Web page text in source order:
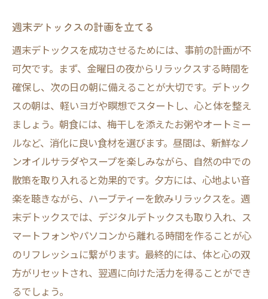
ーキング
デトックスウォーキングの効果
自然散策の楽しみ方
心を癒す森の中の散歩
ウォーキングで得られる健康効果
自然と共に心を解放する
デトックス効果を高める歩き方
デトックス効果を高めるための夜の過ごし方
デトックスに良い夜の習慣
リラックスできる夜のルーティーン
ハーブティーで心を落ち着かせる
静かな夜の過ごし方
セルフケアで夜を楽しむ
週末デトックスの計画を立てる
週末デトックスを成功させるためには、事前の計画が不
可欠です。まず、金曜日の夜からリラックスする時間を
確保し、次の日の朝に備えることが大切です。デトック
スの朝は、軽いヨガや瞑想でスタートし、心と体を整え
ましょう。朝食には、梅干しを添えたお粥やオートミー
ルなど、消化に良い食材を選びます。昼間は、新鮮なノ
ンオイルサラダやスープを楽しみながら、自然の中での
散策を取り入れると効果的です。夕方には、心地よい音
楽を聴きながら、ハーブティーを飲みリラックスを。週
末デトックスでは、デジタルデトックスも取り入れ、ス
マートフォンやパソコンから離れる時間を作ることが心
のリフレッシュに繋がります。最終的には、体と心の双
方がリセットされ、翌週に向けた活力を得ることができ
るでしょう。